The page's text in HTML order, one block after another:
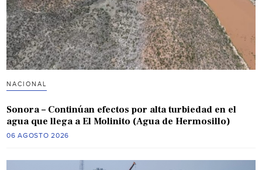
NACIONAL
Sonora – Continúan efectos por alta turbiedad en el
agua que llega a El Molinito (Agua de Hermosillo)
06 AGOSTO 2026